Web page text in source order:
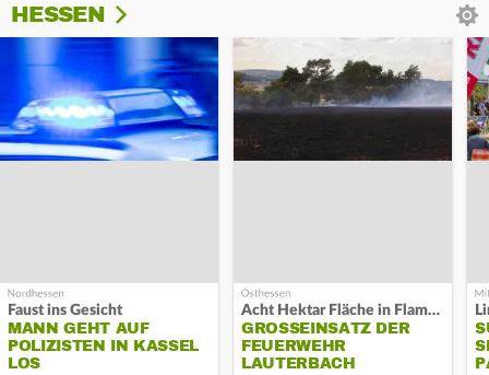
HESSEN
Faust ins Gesicht
MANN GEHT AUF
POLIZISTEN IN KASSEL
LOS
Acht Hektar Fläche in Flammen
GROSSEINSATZ DER F
EUERWEHR L
AUTERBACH